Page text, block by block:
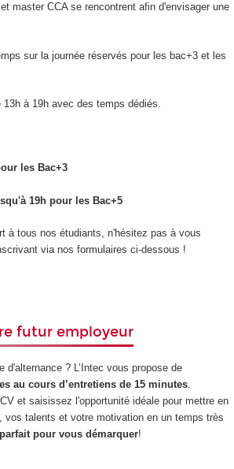
master CCA se rencontrent afin d'envisager une
sur la journée réservés pour les bac+3 et les
13h à 19h avec des temps dédiés.
les Bac+3
19h pour les Bac+5
à tous nos étudiants, n'hésitez pas à vous
via nos formulaires ci-dessous !
futur employeur
d'alternance ? L’Intec vous propose de
au cours d’entretiens de 15 minutes.
et saisissez l'opportunité idéale pour mettre en
vos talents et votre motivation en un temps très
pour vous démarquer!